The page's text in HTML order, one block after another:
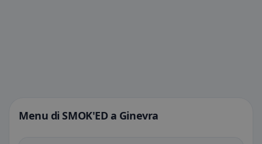
Menu di SMOK'ED a Ginevra